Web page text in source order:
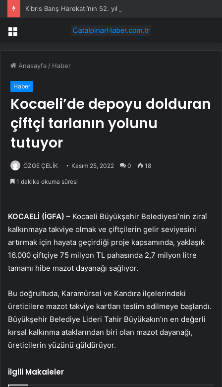
Menü
Anasayfa / Haber
Haber
Kocaeli’de depoyu dolduran
çiftçi tarlanın yolunu
tutuyor
ÖZGE ÇELİK Kasım 25, 2022 0 18
1 dakika okuma süresi
KOCAELİ (İGFA) – Kocaeli Büyükşehir Belediyesi’nin ziraî
kalkınmaya takviye olmak ve çiftçilerin gelir seviyesini
artırmak için hayata geçirdiği proje kapsamında, yaklaşık
16.000 çiftçiye 75 milyon TL pahasında 2,7 milyon litre
tamamı hibe mazot dayanağı sağlıyor.
Bu doğrultuda, Karamürsel ve Kandıra ilçelerindeki
üreticilere mazot takviye kartları teslim edilmeye başlandı.
Büyükşehir Belediye Lideri Tahir Büyükakın’ın en değerli
kırsal kalkınma ataklarından biri olan mazot dayanağı,
üreticilerin yüzünü güldürüyor.
İlgili Makaleler